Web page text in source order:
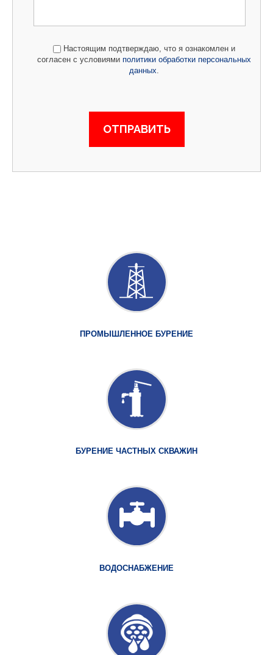
Настоящим подтверждаю, что я ознакомлен и
согласен с условиями политики обработки персональных
данных.
ПРОМЫШЛЕННОЕ БУРЕНИЕ
БУРЕНИЕ ЧАСТНЫХ СКВАЖИН
ВОДОСНАБЖЕНИЕ